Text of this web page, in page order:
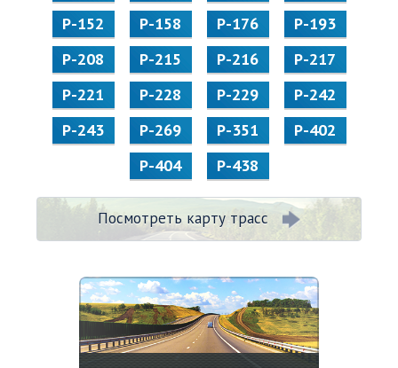
Р-152
Р-158 Р-176
Р-193
Р-208
Р-215 Р-216
Р-217
Р-221
Р-228 Р-229
Р-242
Р-243
Р-269 Р-351
Р-402
Р-404
Р-438
Посмотреть карту трасс